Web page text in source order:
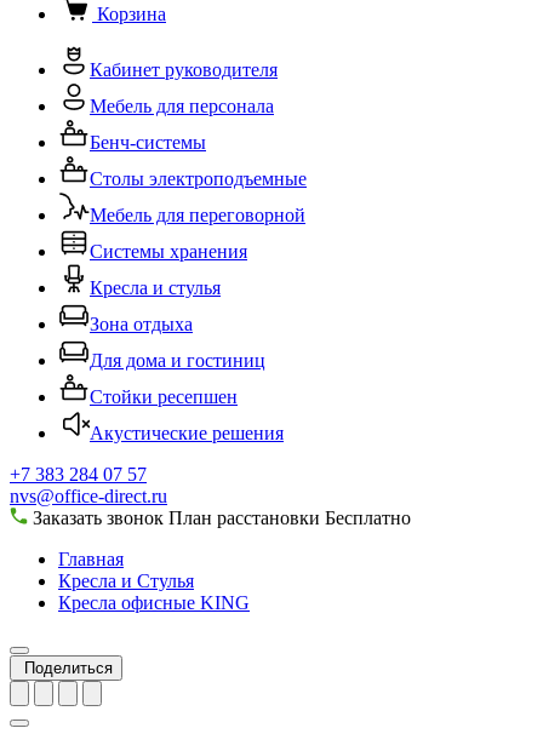
Корзина
Кабинет руководителя
Мебель для персонала
Бенч-системы
Столы электроподъемные
Мебель для переговорной
Системы хранения
Кресла и стулья
Зона отдыха
Для дома и гостиниц
Стойки ресепшен
Акустические решения
+7 383 284 07 57
nvs@office-direct.ru
Заказать звонок План расстановки Бесплатно
Главная
Кресла и Стулья
Кресла офисные KING
Поделиться